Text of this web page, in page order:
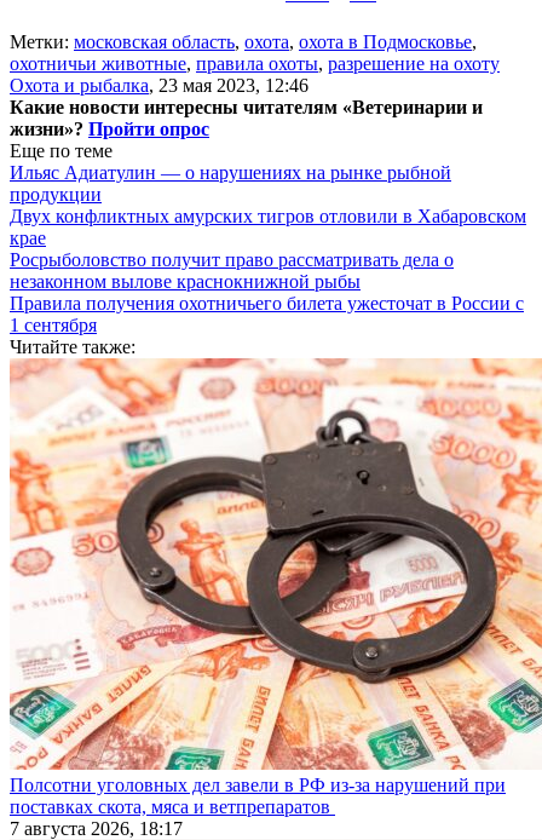
Метки: московская область, охота, охота в Подмосковье,
охотничьи животные, правила охоты, разрешение на охоту
Охота и рыбалка, 23 мая 2023, 12:46
Какие новости интересны читателям «Ветеринарии и
жизни»? Пройти опрос
Еще по теме
Ильяс Адиатулин — о нарушениях на рынке рыбной
продукции
Двух конфликтных амурских тигров отловили в Хабаровском
крае
Росрыболовство получит право рассматривать дела о
незаконном вылове краснокнижной рыбы
Правила получения охотничьего билета ужесточат в России с
1 сентября
Читайте также:
Полсотни уголовных дел завели в РФ из-за нарушений при
поставках скота, мяса и ветпрепаратов
7 августа 2026, 18:17